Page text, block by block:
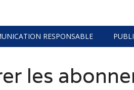
menuRESPONSABLE
les